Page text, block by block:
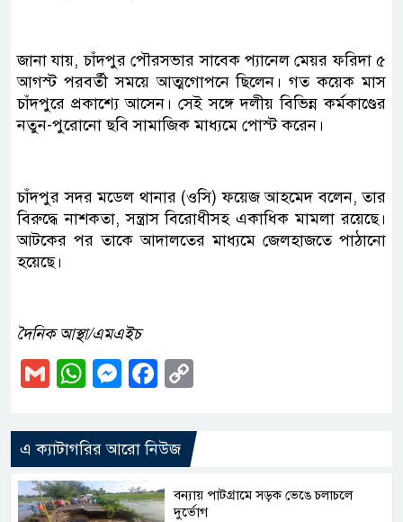
জানা যায়, চাঁদপুর পৌরসভার সাবেক প্যানেল মেয়র ফরিদা ৫
আগস্ট পরবর্তী সময়ে আত্মগোপনে ছিলেন। গত কয়েক মাস
চাঁদপুরে প্রকাশ্যে আসেন। সেই সঙ্গে দলীয় বিভিন্ন কর্মকাণ্ডের
নতুন-পুরোনো ছবি সামাজিক মাধ্যমে পোস্ট করেন।
চাঁদপুর সদর মডেল থানার (ওসি) ফয়েজ আহমেদ বলেন, তার
বিরুদ্ধে নাশকতা, সন্ত্রাস বিরোধীসহ একাধিক মামলা রয়েছে।
আটকের পর তাকে আদালতের মাধ্যমে জেলহাজতে পাঠানো
হয়েছে।
দৈনিক আস্থা/এমএইচ
GmailWhatsApp
Messenger
Facebook
এ ক্যাটাগরির আরো নিউজ
বন্যায় পাটগ্রামে সড়ক ভেঙে চলাচলে
দুর্ভোগ